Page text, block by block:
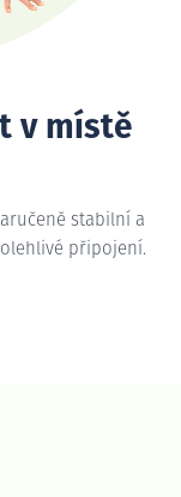
v místě
stabilní a
připojení.